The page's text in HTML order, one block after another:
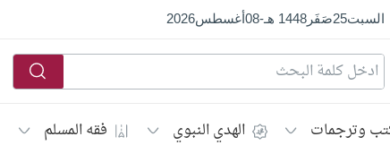
السبت25صَفَر1448 هـ -
08أغسطس2026
وترجمات الهدي النبوي فقه المسلم